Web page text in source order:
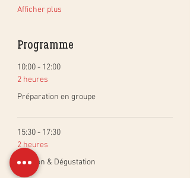
Afficher plus
Programme
10:00 - 12:00
2 heures
Préparation en groupe
15:30 - 17:30
2 heures
Cuisson & Dégustation